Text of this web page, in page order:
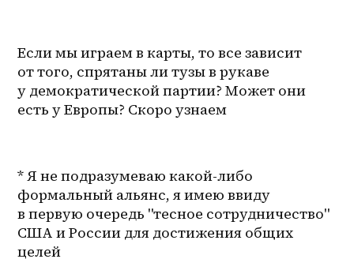
Если мы играем в карты, то все зависит
от того, спрятаны ли тузы в рукаве
у демократической партии? Может они
есть у Европы? Скоро узнаем
* Я не подразумеваю какой-либо
формальный альянс, я имею ввиду
в первую очередь "тесное сотрудничество"
США и России для достижения общих
целей